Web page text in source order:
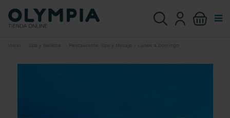
Spa y Belleza Restaurante, Spa y Masaje - Lunes a Domingo